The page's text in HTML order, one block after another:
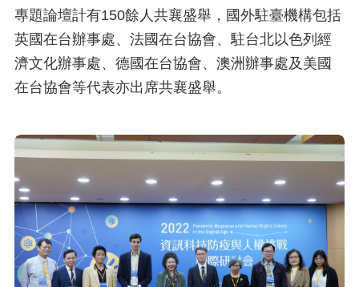
專題論壇計有150餘人共襄盛舉，國外駐臺機構包括
英國在台辦事處、法國在台協會、駐台北以色列經
濟文化辦事處、德國在台協會、澳洲辦事處及美國
在台協會等代表亦出席共襄盛舉。